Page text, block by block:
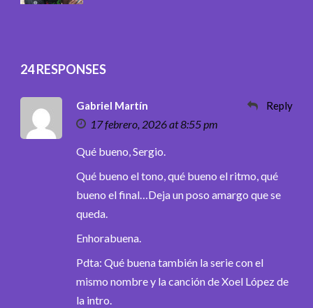
24 RESPONSES
Gabriel Martín
17 febrero, 2026 at 8:55 pm
Reply
Qué bueno, Sergio.
Qué bueno el tono, qué bueno el ritmo, qué
bueno el final…Deja un poso amargo que se
queda.
Enhorabuena.
Pdta: Qué buena también la serie con el
mismo nombre y la canción de Xoel López de
la intro.